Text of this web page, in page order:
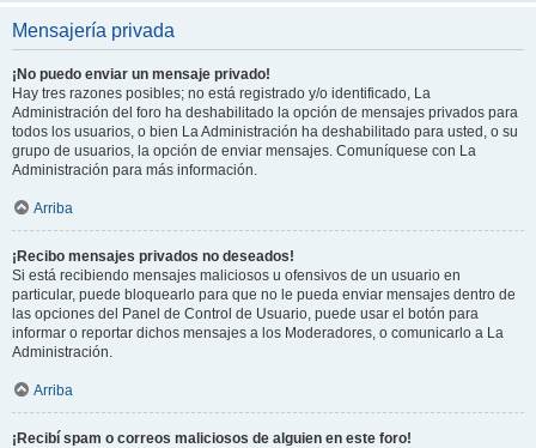
Mensajería privada
¡No puedo enviar un mensaje privado!
Hay tres razones posibles; no está registrado y/o identificado, La
Administración del foro ha deshabilitado la opción de mensajes privados para
todos los usuarios, o bien La Administración ha deshabilitado para usted, o su
grupo de usuarios, la opción de enviar mensajes. Comuníquese con La
Administración para más información.
Arriba
¡Recibo mensajes privados no deseados!
Si está recibiendo mensajes maliciosos u ofensivos de un usuario en
particular, puede bloquearlo para que no le pueda enviar mensajes dentro de
las opciones del Panel de Control de Usuario, puede usar el botón para
informar o reportar dichos mensajes a los Moderadores, o comunicarlo a La
Administración.
Arriba
¡Recibí spam o correos maliciosos de alguien en este foro!